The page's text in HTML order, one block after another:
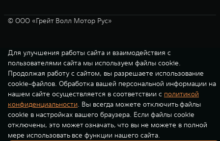
© ООО «Грейт Волл Мотор Рус»
Для улучшения работы сайта и взаимодействия с
пользователями сайта мы используем файлы cookie.
Продолжая работу с сайтом, вы разрешаете использование
cookie-файлов. Обработка вашей персональной информации на
нашем сайте осуществляется в соответствии с политикой
конфиденциальности. Вы всегда можете отключить файлы
cookie в настройках вашего браузера. Если файлы cookie
отключены, это может означать, что вы не можете в полной
мере использовать все функции нашего сайта.